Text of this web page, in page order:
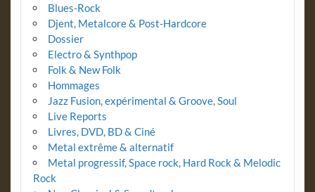
Blues-Rock
Djent, Metalcore & Post-Hardcore
Dossier
Electro & Synthpop
Folk & New Folk
Hommages
Jazz Fusion, expérimental & Groove, Soul
Live Reports
Livres, DVD, BD & Ciné
Metal extrême & alternatif
Metal progressif, Space rock, Hard Rock & Melodic
Rock